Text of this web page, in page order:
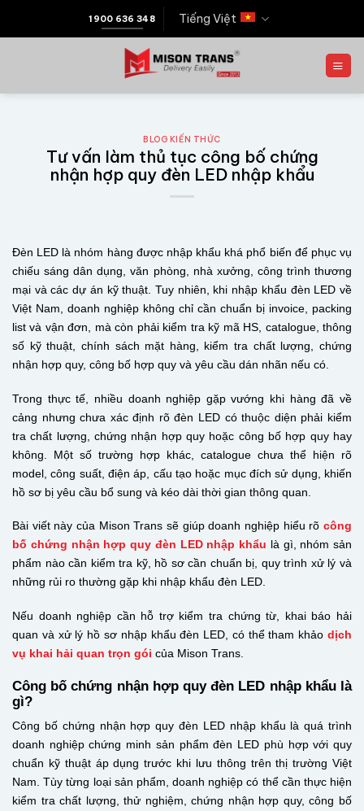
1900 636 348 Tiếng Việt
BLOG KIẾN THỨC
Tư vấn làm thủ tục công bố chứng
nhận hợp quy đèn LED nhập khẩu
Đèn LED là nhóm hàng được nhập khẩu khá phổ biến để phục vụ
chiếu sáng dân dụng, văn phòng, nhà xưởng, công trình thương
mại và các dự án kỹ thuật. Tuy nhiên, khi nhập khẩu đèn LED về
Việt Nam, doanh nghiệp không chỉ cần chuẩn bị invoice, packing
list và vận đơn, mà còn phải kiểm tra kỹ mã HS, catalogue, thông
số kỹ thuật, chính sách mặt hàng, kiểm tra chất lượng, chứng
nhận hợp quy, công bố hợp quy và yêu cầu dán nhãn nếu có.
Trong thực tế, nhiều doanh nghiệp gặp vướng khi hàng đã về
cảng nhưng chưa xác định rõ đèn LED có thuộc diện phải kiểm
tra chất lượng, chứng nhận hợp quy hoặc công bố hợp quy hay
không. Một số trường hợp khác, catalogue chưa thể hiện rõ
model, công suất, điện áp, cấu tạo hoặc mục đích sử dụng, khiến
hồ sơ bị yêu cầu bổ sung và kéo dài thời gian thông quan.
Bài viết này của Mison Trans sẽ giúp doanh nghiệp hiểu rõ công
bố chứng nhận hợp quy đèn LED nhập khẩu là gì, nhóm sản
phẩm nào cần kiểm tra kỹ, hồ sơ cần chuẩn bị, quy trình xử lý và
những rủi ro thường gặp khi nhập khẩu đèn LED.
Nếu doanh nghiệp cần hỗ trợ kiểm tra chứng từ, khai báo hải
quan và xử lý hồ sơ nhập khẩu đèn LED, có thể tham khảo dịch
vụ khai hải quan trọn gói của Mison Trans.
Công bố chứng nhận hợp quy đèn LED nhập khẩu là
gì?
Công bố chứng nhận hợp quy đèn LED nhập khẩu là quá trình
doanh nghiệp chứng minh sản phẩm đèn LED phù hợp với quy
chuẩn kỹ thuật áp dụng trước khi lưu thông trên thị trường Việt
Nam. Tùy từng loại sản phẩm, doanh nghiệp có thể cần thực hiện
kiểm tra chất lượng, thử nghiệm, chứng nhận hợp quy, công bố